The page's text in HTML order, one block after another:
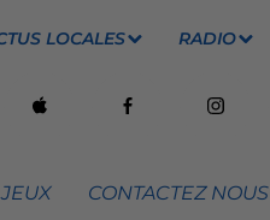
LOCALES RADIO
CONTACTEZ NOUS